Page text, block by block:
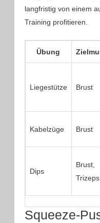
langfristig von einem
Training profitieren.
Übung
Liegestütze Brust
Kabelzüge Brust
Dips
Brust,
Trizeps
Squeeze-